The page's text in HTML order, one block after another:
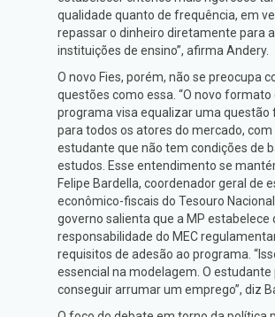
qualidade quanto de frequência, em
repassar o dinheiro diretamente para
instituições de ensino”, afirma Andery.
O novo Fies, porém, não se preocupa
questões como essa. “O novo formato
programa visa equalizar uma questão
para todos os atores do mercado,
estudante que não tem condições de
estudos. Esse entendimento se
Felipe Bardella, coordenador geral de
econômico-fiscais do Tesouro
governo salienta que a MP estabelece
responsabilidade do MEC
requisitos de adesão ao programa.
essencial na modelagem. O estudante
conseguir arrumar um emprego”, diz